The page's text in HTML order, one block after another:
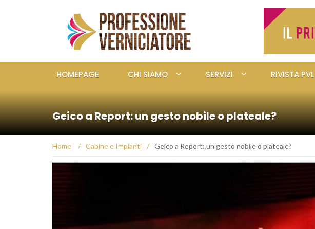
HOMEPAGE CHI SIAMO SERVIZI RIVISTA PVL
Geico a Report: un gesto nobile o plateale?
Home / Cabine e Impianti / Geico a Report: un gesto nobile o plateale?